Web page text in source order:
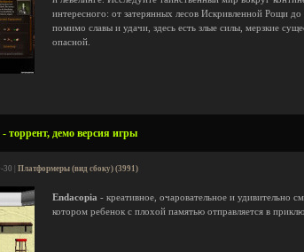
интересного: от затерянных лесов Искривленной Рощи
помимо славы и удачи, здесь есть злые силы, мерзкие
опасной.
торрент, демо версия игры
30 | Платформеры (вид сбоку) (3991)
Endacopia - креативное, очаровательное и удивительно
котором ребенок с плохой памятью отправляется в